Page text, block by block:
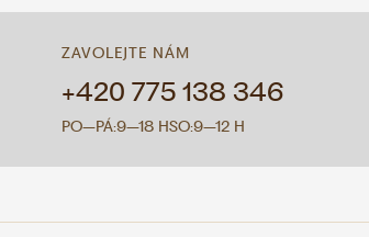
ZAVOLEJTE NÁM
+420 775 138 346
PO–PÁ:9–18 HSO:9–12 H